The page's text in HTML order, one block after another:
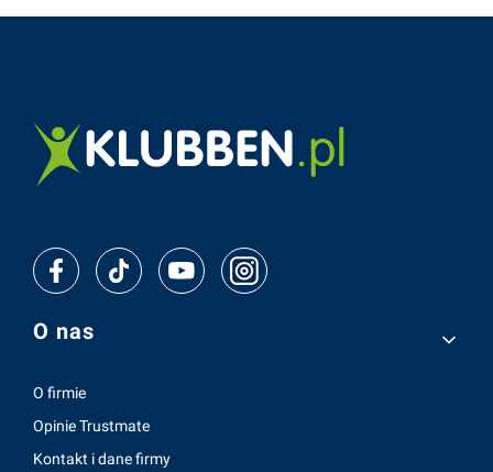
Linki w stopce
O nas
O firmie
Opinie Trustmate
Kontakt i dane firmy